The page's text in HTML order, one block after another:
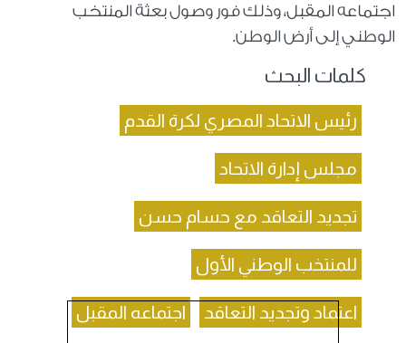
اجتماعه المقبل، وذلك فور وصول بعثة المنتخب
الوطني إلى أرض الوطن.
كلمات البحث
رئيس الاتحاد المصري لكرة القدم
مجلس إدارة الاتحاد
تجديد التعاقد مع حسام حسن
للمنتخب الوطني الأول
اعتماد وتجديد التعاقد اجتماعه المقبل